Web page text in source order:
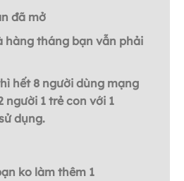
đã mở
hàng tháng bạn vẫn phải
hết 8 người dùng mạng
người 1 trẻ con với 1
dụng.
ko làm thêm 1